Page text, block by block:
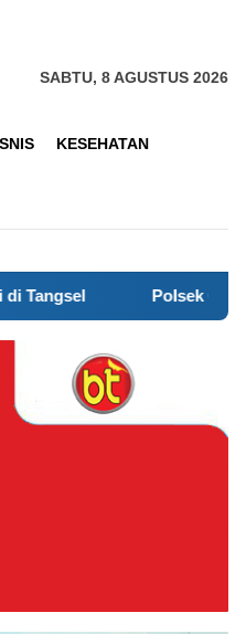
SABTU, 8 AGUSTUS 2026
KESEHATAN
Polsek Cisauk Hadir untuk